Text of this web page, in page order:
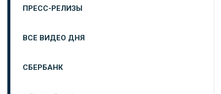
ПРЕСС-РЕЛИЗЫ
ВСЕ ВИДЕО ДНЯ
СБЕРБАНК